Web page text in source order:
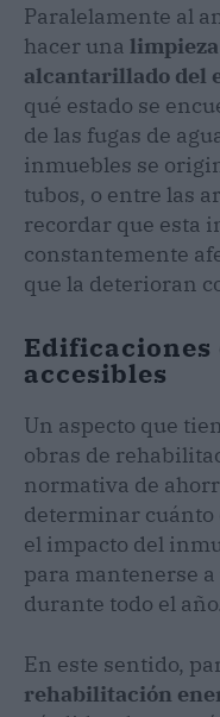
Paralelamente al
hacer una
alcantarillado del
qué estado se
de las fugas de
inmuebles se
tubos, o entre las
recordar que esta
constantemente
que la deterioran
Edificaciones
accesibles
Un aspecto que
obras de
normativa de
determinar cuánto
el impacto del
para mantenerse
durante todo el año.
En este sentido,
rehabilitación